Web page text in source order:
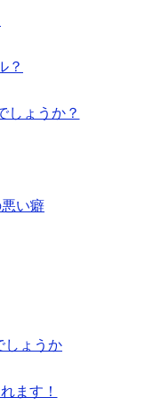
？
しょうか？
い癖
しょうか
ます！